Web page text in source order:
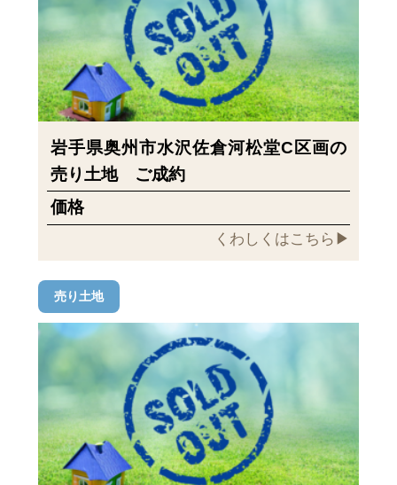
岩手県奥州市水沢佐倉河松堂C区画の
売り土地 ご成約
価格
くわしくはこちら▶︎
売り土地